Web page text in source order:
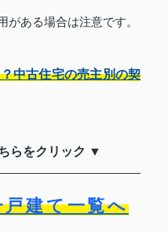
ある場合は注意です。
中古住宅の売主別の契
らをクリック ▼
戸建て一覧へ